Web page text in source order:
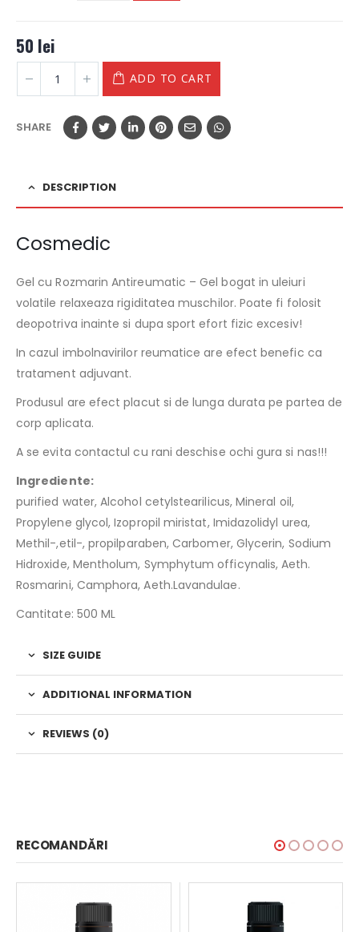
50 lei
ADD TO CART
SHARE
DESCRIPTION
Cosmedic
Gel cu Rozmarin Antireumatic – Gel bogat in uleiuri
volatile relaxeaza rigiditatea muschilor. Poate fi folosit
deopotriva inainte si dupa sport efort fizic excesiv!
In cazul imbolnavirilor reumatice are efect benefic ca
tratament adjuvant.
Produsul are efect placut si de lunga durata pe partea de
corp aplicata.
A se evita contactul cu rani deschise ochi gura si nas!!!
Ingrediente:
purified water, Alcohol cetylstearilicus, Mineral oil,
Propylene glycol, Izopropil miristat, Imidazolidyl urea,
Methil-,etil-, propilparaben, Carbomer, Glycerin, Sodium
Hidroxide, Mentholum, Symphytum officynalis, Aeth.
Rosmarini, Camphora, Aeth.Lavandulae.
Cantitate: 500 ML
SIZE GUIDE
ADDITIONAL INFORMATION
REVIEWS (0)
RECOMANDĂRI